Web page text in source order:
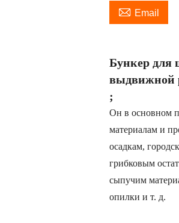
 Email
Бункер для
выдвижной
;
Он в основном
материалам и
осадкам,
грибковым
сыпучим
опилки и т. д.